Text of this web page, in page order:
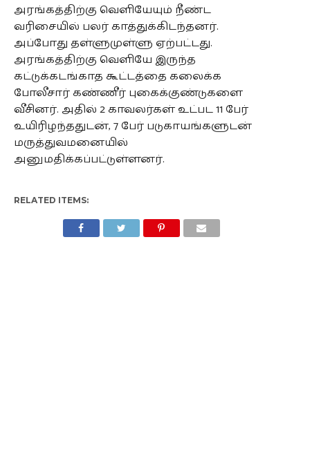
அரங்கத்திற்கு வெளியேயும் நீண்ட
வரிசையில் பலர் காத்துக்கிடந்தனர்.
அப்போது தள்ளுமுள்ளு ஏற்பட்டது.
அரங்கத்திற்கு வெளியே இருந்த
கட்டுக்கடங்காத கூட்டத்தை கலைக்க
போலீசார் கண்ணீர் புகைக்குண்டுகளை
வீசினர். அதில் 2 காவலர்கள் உட்பட 11 பேர்
உயிரிழந்ததுடன், 7 பேர் படுகாயங்களுடன்
மருத்துவமனையில்
அனுமதிக்கப்பட்டுள்ளனர்.
RELATED ITEMS: